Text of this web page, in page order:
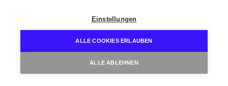
Home Contact Data protection Imprint
Einstellungen
ALLE COOKIES ERLAUBEN
ALLE ABLEHNEN